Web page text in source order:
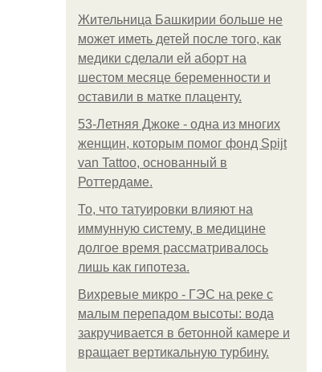
Жительница Башкирии больше не
может иметь детей после того, как
медики сделали ей аборт на
шестом месяце беременности и
оставили в матке плаценту.
53-Летняя Джоке - одна из многих
женщин, которым помог фонд Spijt
van Tattoo, основанный в
Роттердаме.
То, что татуировки влияют на
иммунную систему, в медицине
долгое время рассматривалось
лишь как гипотеза.
Вихревые микро - ГЭС на реке с
малым перепадом высоты: вода
закручивается в бетонной камере и
вращает вертикальную турбину.